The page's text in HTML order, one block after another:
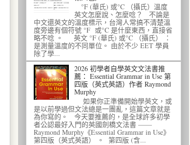
°F (華氏) 或°C （攝氏）溫度
英文怎麼說、怎麼唸？ 不論是
中文還英文的溫度標示，台灣人常搞不清楚溫
度旁邊有個符號 °F 或°C 是什麼東西，直接省
略不唸 。 英文 °F (華氏) 或°C （攝氏） ：
是測量溫度的不同單位。 由於不少 EET 學員
除了學...
2026 初學者自學英文文法書推
薦： Essential Grammar in Use 第
四版（英式英語）作者 Raymond
Murphy
如果你正準備開始學英文，或
是以前學過但文法總是一團亂，這篇文章就是
為你寫的。 今天要推薦的，是全球許多初學
者公認最好入門的英國劍橋文法書 ——
Raymond Murphy《Essential Grammar in Use》
第四版（英式英語） 。 第四版 (含...